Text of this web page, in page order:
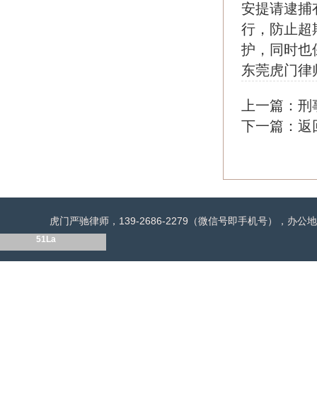
安提请逮捕
行，防止超
护，同时也
东莞虎门律
上一篇： 刑
下一篇： 返
虎门严驰律师，139-2686-2279（微信号即手机号），办公
51La